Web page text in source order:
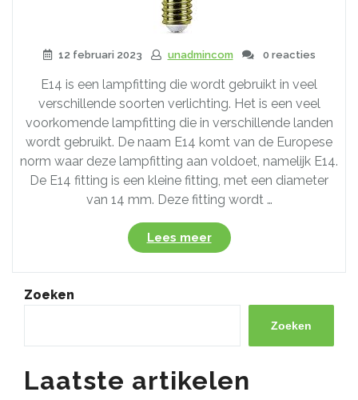
12 februari 2023 unadmincom 0 reacties
E14 is een lampfitting die wordt gebruikt in veel
verschillende soorten verlichting. Het is een veel
voorkomende lampfitting die in verschillende landen
wordt gebruikt. De naam E14 komt van de Europese
norm waar deze lampfitting aan voldoet, namelijk E14.
De E14 fitting is een kleine fitting, met een diameter
van 14 mm. Deze fitting wordt …
Lees meer“6
Tips
voor
Gebruik
e14”
Zoeken
Zoeken
Laatste artikelen